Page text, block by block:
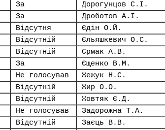
За Дорогунцов С.І.
За Дроботов А.І.
Відсутня Єдін О.Й.
Відсутній Єльяшкевич О.С.
Відсутній Єрмак А.В.
За Єщенко В.М.
Не голосував Жежук Н.С.
Відсутній Жир О.О.
Відсутній Жовтяк Є.Д.
Не голосував Задорожна Т.А.
Відсутній Заєць В.В.